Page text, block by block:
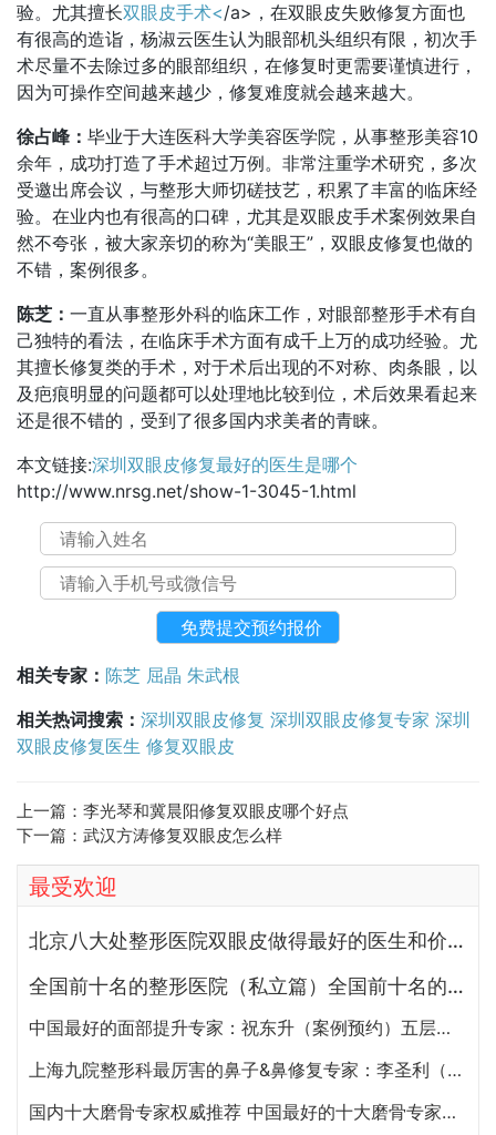
验。尤其擅长双眼皮手术</a>，在双眼皮失败修复方面也
有很高的造诣，杨淑云医生认为眼部机头组织有限，初次手
术尽量不去除过多的眼部组织，在修复时更需要谨慎进行，
因为可操作空间越来越少，修复难度就会越来越大。
徐占峰： 毕业于大连医科大学美容医学院，从事整形美容10
余年，成功打造了手术超过万例。非常注重学术研究，多次
受邀出席会议，与整形大师切磋技艺，积累了丰富的临床经
验。在业内也有很高的口碑，尤其是双眼皮手术案例效果自
然不夸张，被大家亲切的称为“美眼王”，双眼皮修复也做的
不错，案例很多。
陈芝： 一直从事整形外科的临床工作，对眼部整形手术有自
己独特的看法，在临床手术方面有成千上万的成功经验。尤
其擅长修复类的手术，对于术后出现的不对称、肉条眼，以
及疤痕明显的问题都可以处理地比较到位，术后效果看起来
还是很不错的，受到了很多国内求美者的青睐。
本文链接:深圳双眼皮修复最好的医生是哪个
http://www.nrsg.net/show-1-3045-1.html
相关专家： 陈芝 屈晶 朱武根
相关热词搜索： 深圳双眼皮修复 深圳双眼皮修复专家 深圳
双眼皮修复医生 修复双眼皮
上一篇： 李光琴和冀晨阳修复双眼皮哪个好点
下一篇： 武汉方涛修复双眼皮怎么样
最受欢迎
北京八大处整形医院双眼皮做得最好的医生和价格大全
全国前十名的整形医院（私立篇）全国前十名的私立整形医院排名大全
中国最好的面部提升专家：祝东升（案例预约）五层面部提升怎么样？
上海九院整形科最厉害的鼻子&鼻修复专家：李圣利（简介、案例、预约）
国内十大磨骨专家权威推荐 中国最好的十大磨骨专家排名